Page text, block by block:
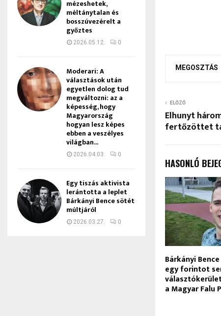
MEGOSZTÁS
ELŐZŐ
Elhunyt
fertőzöttet
HASONLÓ
Bárkányi
egy forintot
a Magyar Falu
mézeshetek,
méltánytalan és
bosszúvezérelt a
győztes
2026.05.12. 0
Moderari: A
választások után
egyetlen dolog tud
megváltozni: az a
képesség, hogy
Magyarország
hogyan lesz képes
ebben a veszélyes
világban...
2026.04.03. 0
Egy tiszás aktivista
lerántotta a leplet
Bárkányi Bence sötét
múltjáról
2026.03.27. 0